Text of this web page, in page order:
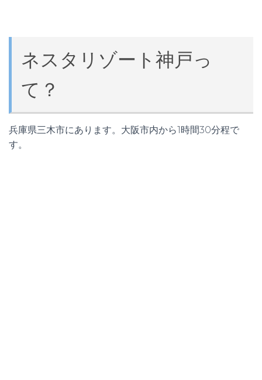
ネスタリゾート神戸っ
て？
兵庫県三木市にあります。大阪市内から1時間30分程で
す。